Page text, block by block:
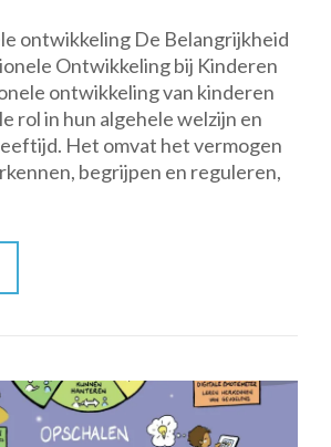
van
Sociaal-
Emotionele
Ontwikkeling
voor
Kinderen
ontwikkeling De Belangrijkheid
Ontwikkeling bij Kinderen
ontwikkeling van kinderen
rol in hun algehele welzijn en
Het omvat het vermogen
begrijpen en reguleren,